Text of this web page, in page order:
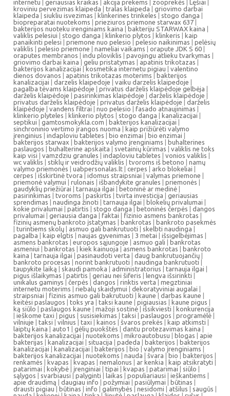
internetu geriausias kraikas akcija prekems zooprekės Lęšiai
kroviniu pervezimas klaipeda | tralas klaipeda | griovimo darbai
klaipeda | siukliu isvezimas | klinkerines trinkeles | stogo danga |
biopreparatai nuotekoms | prieziuros priemone starwax 637 |
bakterijos nuoteku irenginiams kaina | bakteriju STARWAX kaina |
valiklis pelesiui | stogo danga | klinkerio plytos | klinkeris | kaip
panaikinti pelesi | priemone nuo pelesio | pelesio naikinimas | pelėsių
valiklis | pelesio priemone | nameliai vaikams | orapute JDK S 60 |
oraputes membranos | indu ploviklis | pavojingu atlieku tvarkymas |
griovimo darbai kaina | geliu pristatymas | apatinis trikotazas |
bakterijos kanalizacijai | kosmetika internetu pigiau | valentino
dienos dovanos | apatinis trikotazas moterims | bakterijos
kanalizacijai | darzelis klaipedoje | vaiku darzelis klaipedoje |
pagalba tėvams klaipėdoje | privatus darželis klaipėdoje gelbėja |
darželis klaipėdoje | pasirinkimas klaipėdoje | darželis klaipėdoje |
privatus darželis klaipėdoje | privatus darželis klaipėdoje | darželis
klaipėdoje | vandens filtrai | nuo pelesio | fasado atnaujinimas |
klinkerio plyteles | klinkerio plytos | stogo danga | kanalizacijai |
septikui | gamtosmokykla.com | bakterijos kanalizacijai |
sinchroninio vertimo įrangos nuoma | kaip prižiūrėti valymo
įrenginius | indaploviu tabletes | bio enzimai | bio enzimai |
bakterijos starwax | bakterijos valymo įrenginiams | buhalterines
paslaugos | buhalterine apskaita | svetainių kūrimas | valiklis ne toks
kaip visi | vamzdziu granules | indaploviu tabletes | vonios valiklis |
wc valiklis | stiklų ir veidrodžių valiklis | tvoroms iš betono | namų
valymo priemonės | uabpersonalas.lt | cerpes | arko blokeliai |
cerpes | išskirtinė tvora | idomus straipsniai | valymas priemone |
priemonė valymui | rulonais | išbandykite granules | priemonės |
gaudyklių priežiūrai | tarnauja ilgai | betoninė ar medinė |
pasirinkimas | tvoroms | paskirtis | tvirta investicija | geriausias
sprendimas | naudinga žinoti | tarnauja ilgai | blokelių privalumai |
kokie privalumai | patirtis | stogo danga | betoninės čerpės | dangos
privalumai | geriausia danga | faktai | fizinio asmens bankrotas |
fizinių asmenų bankroto įstatymas | bankrotas | bankroto pasekmės
| turintiems skolų | asmuo gali bankrutuoti | skelbti naudinga |
pagalba | kaip elgtis | naujas gyvenimas | 3 metai | išsigelbėjimas |
asmens bankrotas | europos sąjungoje | asmuo gali | bankrotas
asmeniui | bankrotas | kiek kainuoja | asmens bankrotas | bankroto
kaina | tarnauja ilgai | pasinaudoti verta | daug bankrutuojančių |
bankroto procesas | norint bankrutuoti | naudinga bankrutuoti |
taupykite laiką | skaudi pamoka | administratorius | tarnauja ilgai |
pigus išlaikymas | patirtis | geriau nei šiferis | lengva išsirinkti |
unikalus gaminys | čerpės | dangos | rinktis verta | megztiniai
internetu moterims | riebalų skaidymui | dekoratyviniai augalai |
straipsniai | fizinis asmuo gali bakrutuoti | kaune | darbas kaune |
keitėsi paslaugos | toks yra | taksi kaune | pigiausias | kaune pigus |
ką siūlo | paslaugos kaune | mažoji sostinė | išsikviesti | konkurencija
| ieškome taxi | pigus | susisiekimas | taksi | paslaugos | programėlė |
vilniuje | taksi | vilnius | taxi | kainos | švaros prekės | kaip atkimsti |
laiptų kaina | auto1 | gėlių puokštės | dantu protezavimas kaina |
bakterijos kanalizacijai | nuotekoms | mikroautobusu | blogas | apie
bakterijas | kanalizacijai | situacija | padeda | bakterijos | bakterijos
kanalizacijai | kanalizacijai | bakterijos | bio | valymo įrenginiams |
bakterijos kanalizacijai | nuotekoms | nauda | švara |bio | bakterijos |
renkamės | kvapas | kvapas | nemalonus | ar kenkia | kaip atsikratyti |
patarimai | kokybė | įrenginiai | tipai | kvapas | patarimai | siūlo |
sąlygos | svarbiausi |palyginti | laikas | populiariausi | ieškantiems |
apie draudimą | daugiau info | požymiai | pasiūlymai | būtinas |
drausti pigiau| būtinas | info | galimybės | nesidomi | atšilus | saugūs |